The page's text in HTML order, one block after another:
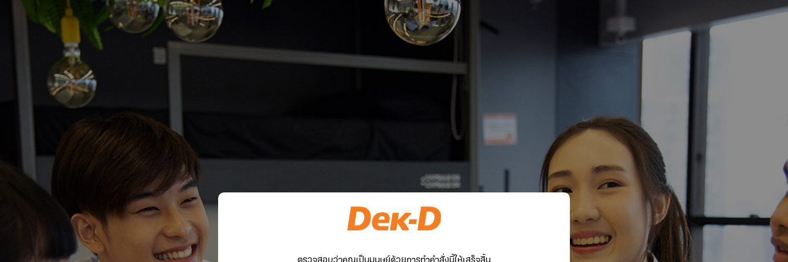
ตรวจสอบว่าคุณเป็นมนุษย์ด้วยการทำคำสั่งนี้ให้เสร็จสิ้น